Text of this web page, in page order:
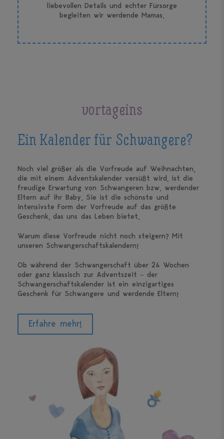
liebevollen Details und echter Fürsorge
begleiten wir werdende Mamas.
vortageins
Ein Kalender für Schwangere?
Noch viel größer als die Vorfreude auf Weihnachten,
die mit einem Adventskalender versüßt wird, ist die
freudige Erwartung von Schwangeren bzw. werdender
Eltern auf ihr Baby. Sie ist die schönste und
intensivste Form der Vorfreude auf das größte
Geschenk, das uns das Leben bietet.
Warum diese Vorfreude nicht noch steigern? Mit
unseren Schwangerschaftskalendern!
Ob während der Schwangerschaft über 24 Wochen
oder ganz klassisch zur Adventszeit – der
Schwangerschaftskalender ist ein einzigartiges
Geschenk für Schwangere und werdende Eltern!
Erfahre mehr!